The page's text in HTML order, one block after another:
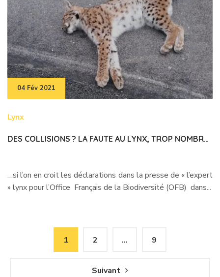
04 Fév 2021
Lynx
DES COLLISIONS ? LA FAUTE AU LYNX, TROP NOMBREUX…
…si l’on en croit les déclarations dans la presse de « l’expert
» lynx pour l’Office Français de la Biodiversité (OFB) dans...
1 2 … 9
Suivant